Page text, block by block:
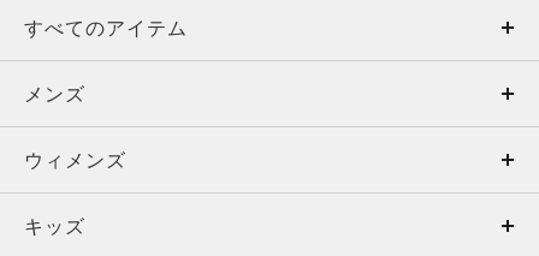
すべてのアイテム
メンズ
ウィメンズ
キッズ
メンズ
トップス
ボトムス
ウィメンズ
トップス
キッズ